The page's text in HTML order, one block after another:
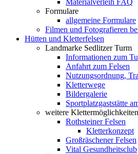
Materialverleih FAQ
Formulare
allgemeine Formulare
Filmen und Fotografieren
Hütten und Kletterfelsen
Landmarke Sedlitzer Turm
Informationen zum
Anfahrt zum Felsen
Nutzungsordnung,
Kletterwege
Bildergalerie
Sportplatzgaststätte
weitere Klettermöglichkeiten
Rothsteiner Felsen
Kletterkonzept
Großräschener Felsen
Vital Gesundheitsclub